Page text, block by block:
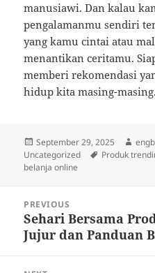
manusiawi. Dan kalau
pengalamanmu sendiri
yang kamu cintai atau
menantikan ceritamu.
memberi rekomendasi
hidup kita masing-
Posted
on
September 29, 2025
Uncategorized
Tags
Produk
belanja online
navigation
PREVIOUS
Previous
post:
Sehari Bersama
Jujur dan Panduan